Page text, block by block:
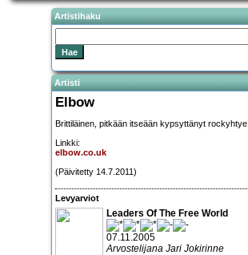
Artistihaku
Artisti
Elbow
Brittiläinen, pitkään itseään kypsyttänyt rockyhtye.
Linkki:
elbow.co.uk
(Päivitetty 14.7.2011)
Levyarviot
Leaders Of The Free World
07.11.2005
Arvostelijana Jari Jokirinne